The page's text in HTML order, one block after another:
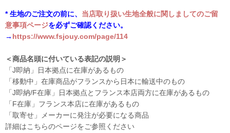
* 生地のご注文の前に、 当店取り扱い生地全般に関しましてのご留
意事項ページを必ずご確認ください。
→ https://www.fsjouy.com/page/114
＜商品名頭に付いている表記の説明＞
「J即納」日本拠点に在庫があるもの
「移動中」在庫商品がフランスから日本に輸送中のもの
「J即納/F在庫」日本拠点とフランス本店両方に在庫があるもの
「F在庫」フランス本店に在庫があるもの
「取寄せ」メーカーに発注が必要になる商品
詳細はこちらのページをご参照ください